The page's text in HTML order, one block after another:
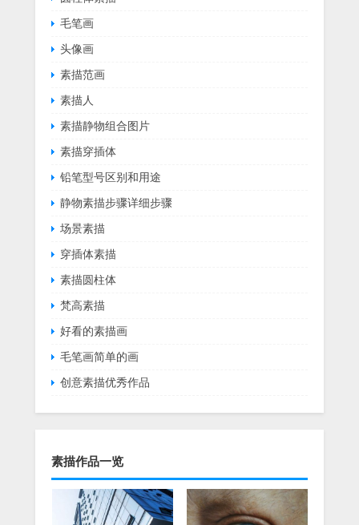
毛笔画
头像画
素描范画
素描人
素描静物组合图片
素描穿插体
铅笔型号区别和用途
静物素描步骤详细步骤
场景素描
穿插体素描
素描圆柱体
梵高素描
好看的素描画
毛笔画简单的画
创意素描优秀作品
素描作品一览